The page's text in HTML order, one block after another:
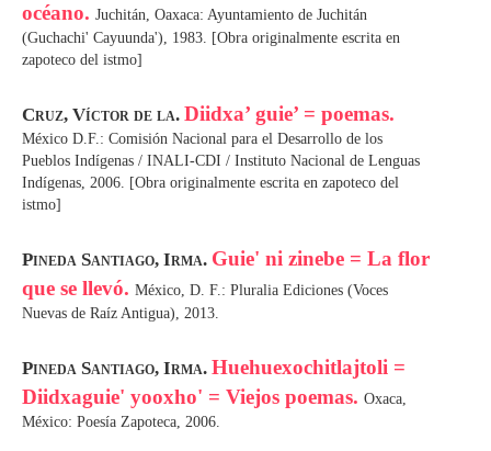
océano. Juchitán, Oaxaca: Ayuntamiento de Juchitán
(Guchachi' Cayuunda'), 1983. [Obra originalmente escrita en
zapoteco del istmo]
Cruz, Víctor de la. Diidxa’ guie’ = poemas.
México D.F.: Comisión Nacional para el Desarrollo de los
Pueblos Indígenas / INALI-CDI / Instituto Nacional de Lenguas
Indígenas, 2006. [Obra originalmente escrita en zapoteco del
istmo]
Pineda Santiago, Irma. Guie' ni zinebe = La flor
que se llevó. México, D. F.: Pluralia Ediciones (Voces
Nuevas de Raíz Antigua), 2013.
Pineda Santiago, Irma. Huehuexochitlajtoli =
Diidxaguie' yooxho' = Viejos poemas. Oxaca,
México: Poesía Zapoteca, 2006.